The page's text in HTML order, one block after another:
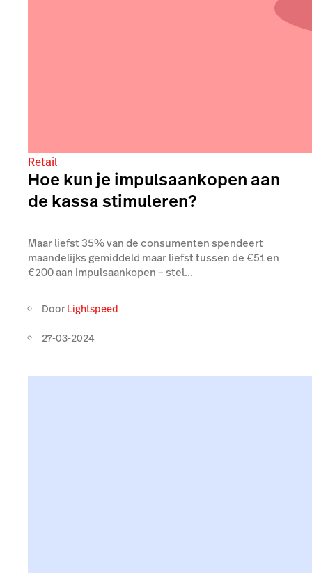
Retail
Hoe kun je impulsaankopen aan
de kassa stimuleren?
Maar liefst 35% van de consumenten spendeert
maandelijks gemiddeld maar liefst tussen de €51 en
€200 aan impulsaankopen – stel...
Door Lightspeed
27-03-2024